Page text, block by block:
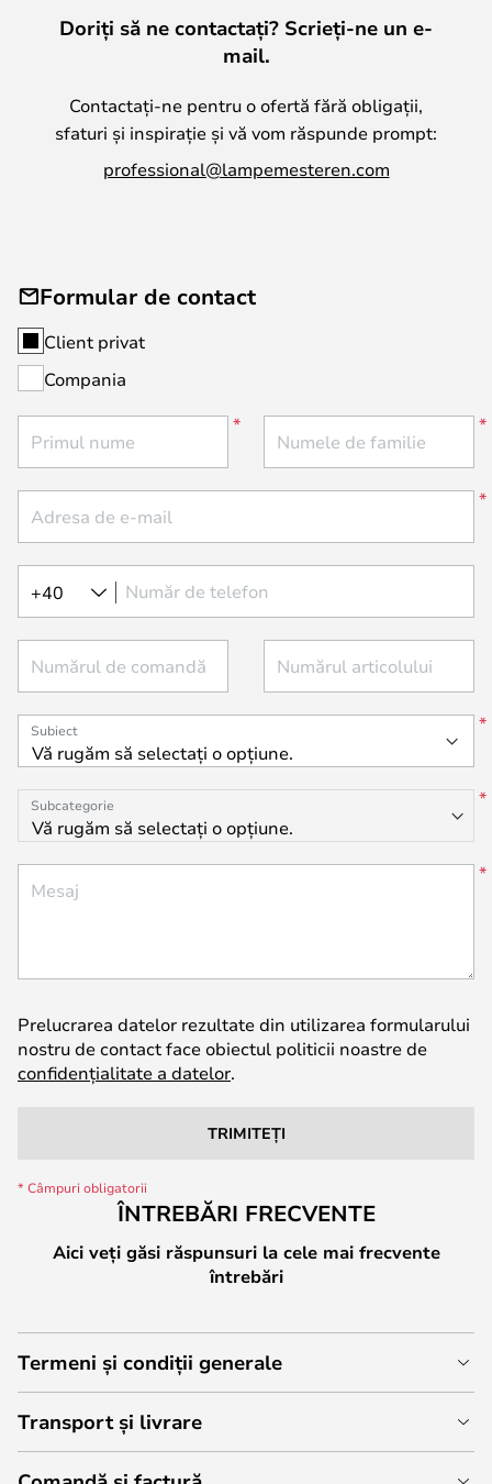
Doriți să ne contactați? Scrieți-ne un e-
mail.
Contactați-ne pentru o ofertă fără obligații,
sfaturi și inspirație și vă vom răspunde prompt:
professional@lampemesteren.com
Formular de contact
Client privat
Compania
Primul nume Numele de familie
Adresa de e-mail
Număr de telefon
+40
Numărul de comandă Numărul articolului
Subiect
Subcategorie
Mesaj
Prelucrarea datelor rezultate din utilizarea formularului
nostru de contact face obiectul politicii noastre de
confidențialitate a datelor.
TRIMITEȚI
ÎNTREBĂRI FRECVENTE
Aici veți găsi răspunsuri la cele mai frecvente
întrebări
Termeni și condiții generale
Transport și livrare